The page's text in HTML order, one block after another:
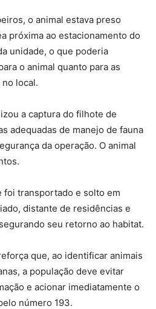
o animal estava preso
próxima ao estacionamento do
unidade, o que poderia
o animal quanto para as
local.
a captura do filhote de
adequadas de manejo de fauna
da operação. O animal
foi transportado e solto em
distante de residências e
seu retorno ao habitat.
que, ao identificar animais
a população deve evitar
e acionar imediatamente o
número 193.